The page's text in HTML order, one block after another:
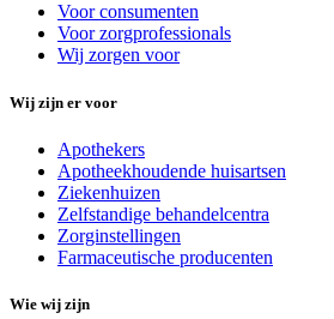
Voor consumenten
Voor zorgprofessionals
Wij zorgen voor
Wij zijn er voor
Apothekers
Apotheekhoudende huisartsen
Ziekenhuizen
Zelfstandige behandelcentra
Zorginstellingen
Farmaceutische producenten
Wie wij zijn